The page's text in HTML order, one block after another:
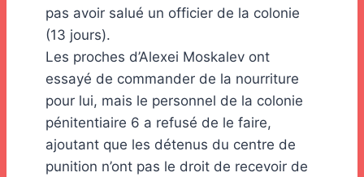
pas avoir salué un officier de la colonie
(13 jours).
Les proches d’Alexei Moskalev ont
essayé de commander de la nourriture
pour lui, mais le personnel de la colonie
pénitentiaire 6 a refusé de le faire,
ajoutant que les détenus du centre de
punition n’ont pas le droit de recevoir de